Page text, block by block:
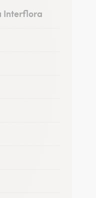
Interflora